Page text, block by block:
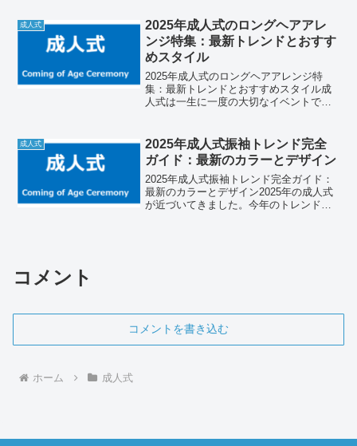
さらに華やかに演出しましょう。この記
事では、最新の髪...
成人式
2025年成人式のロングヘアアレ
ンジ特集：最新トレンドとおすす
めスタイル
2025年成人式のロングヘアアレンジ特
集：最新トレンドとおすすめスタイル成
人式は一生に一度の大切なイベントで
す。この記事では、2025年の成人式にぴ
ったりなロングヘアのト...
成人式
2025年成人式振袖トレンド完全
ガイド：最新のカラーとデザイン
2025年成人式振袖トレンド完全ガイド：
最新のカラーとデザイン2025年の成人式
が近づいてきました。今年のトレンドを
コメント
コメントを書き込む
ホーム 成人式